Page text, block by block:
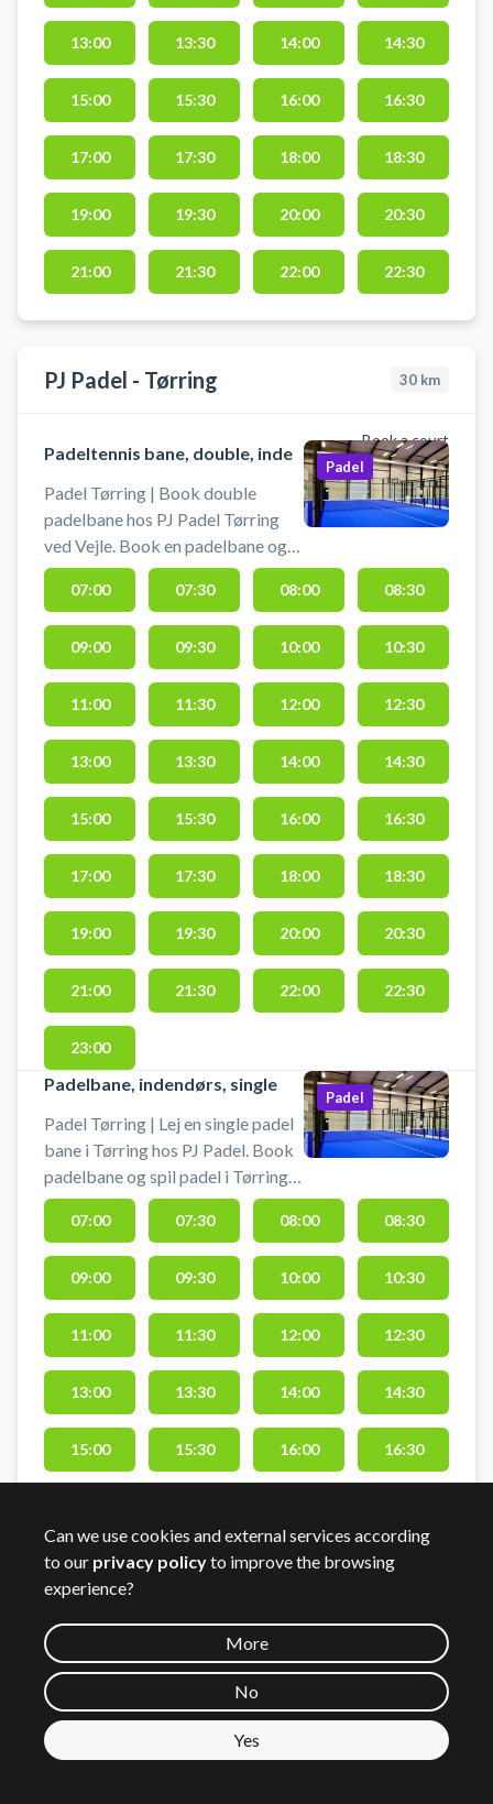
for omklædning. Medbring
indendørssko.
13:00 13:30 14:00 14:30
15:00 15:30 16:00 16:30
17:00 17:30 18:00 18:30
19:00 19:30 20:00 20:30
21:00 21:30 22:00 22:30
PJ Padel - Tørring 30 km
Book a court
Padeltennis bane, double, inde
Padel Tørring | Book double
padelbane hos PJ Padel Tørring
ved Vejle. Book en padelbane og
spil padel i Tørring på
indendørsbanerne hos PJ Padel
tæt på Vejle, Horsens, Give og
Nørre Snede. PJ Padel Tørring
tilbyder gratis parkering så det er
nemt at komme til i bil.
Padelbanen er til 4 personer på
kunstgræsset Mondo Supercourt
XN, som bruges på World Padel
Tour.
Padel
07:00 07:30 08:00 08:30
09:00 09:30 10:00 10:30
11:00 11:30 12:00 12:30
13:00 13:30 14:00 14:30
15:00 15:30 16:00 16:30
17:00 17:30 18:00 18:30
19:00 19:30 20:00 20:30
21:00 21:30 22:00 22:30
23:00
Padelbane, indendørs, single
Padel Tørring | Lej en single padel
bane i Tørring hos PJ Padel. Book
padelbane og spil padel i Tørring
på PJ Padels indendørs
padelbaner. Padelbanen er til 2
personer på kunstgræsset Mondo
Supercourt XN, som bruges på
World Padel Tour.
Padel
07:00 07:30 08:00 08:30
09:00 09:30 10:00 10:30
11:00 11:30 12:00 12:30
13:00 13:30 14:00 14:30
15:00 15:30 16:00 16:30
19:00 19:30 20:00 20:30
21:00 21:30 22:00 22:30
23:00
Can we use cookies and external services according
to our privacy policyto improve the browsing
experience?
More
No
Yes